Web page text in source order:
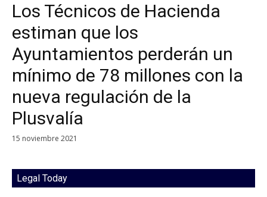
Los Técnicos de Hacienda
estiman que los
Ayuntamientos perderán un
mínimo de 78 millones con la
nueva regulación de la
Plusvalía
15 noviembre 2021
Legal Today